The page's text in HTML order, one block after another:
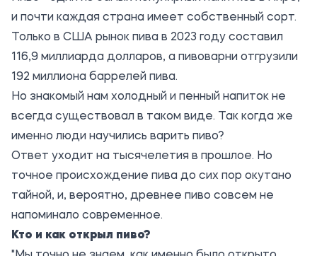
и почти каждая страна имеет собственный сорт.
Только в США рынок пива в 2023 году составил
116,9 миллиарда долларов, а пивоварни отгрузили
192 миллиона баррелей пива.
Но знакомый нам холодный и пенный напиток не
всегда существовал в таком виде. Так когда же
именно люди научились варить пиво?
Ответ уходит на тысячелетия в прошлое. Но
точное происхождение пива до сих пор окутано
тайной, и, вероятно, древнее пиво совсем не
напоминало современное.
Кто и как открыл пиво?